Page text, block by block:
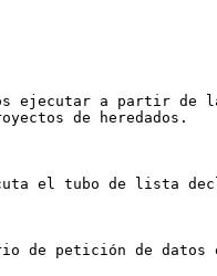
ejecutar a partir
de heredados.
el tubo de lista
de petición de